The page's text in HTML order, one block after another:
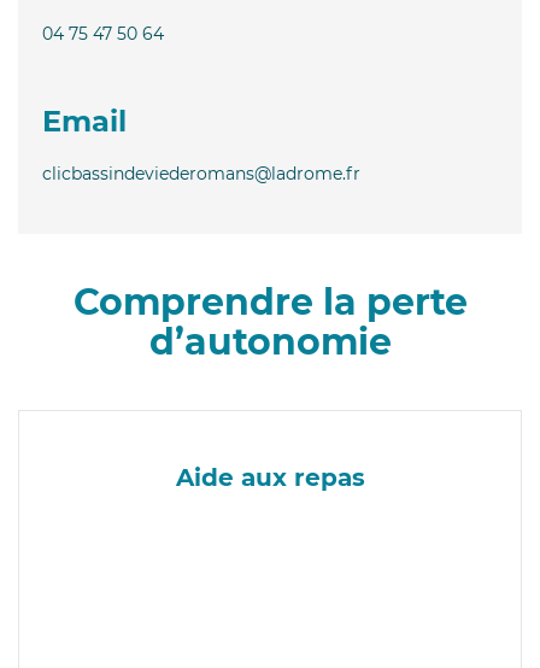
04 75 47 50 64
Email
clicbassindeviederomans@ladrome.fr
Comprendre la perte
d’autonomie
Aide aux repas